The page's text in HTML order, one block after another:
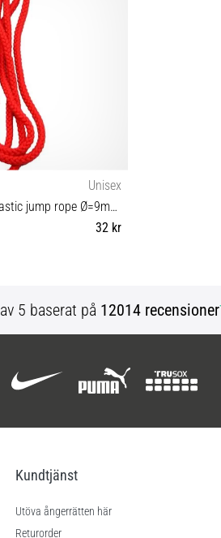
Unisex
Hopprep Cawila Gymnastic jump rope Ø=9mm l=300cm
32 kr
av 5 baserat på 12014 recensioner
Kundtjänst
Utöva ångerrätten här
Returorder